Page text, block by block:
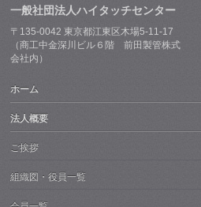
一般社団法人ハイタッチセンター
〒135-0042 東京都江東区木場5-11-17
（商工中金深川ビル６階 前田製管株式
会社内）
ホーム
法人概要
ご挨拶
組織図・役員一覧